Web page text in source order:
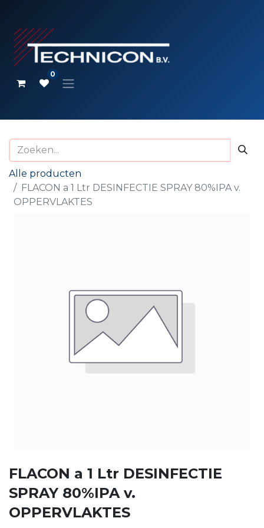
0
Alle producten
FLACON a 1 Ltr DESINFECTIE SPRAY 80%IPA v.
OPPERVLAKTES
FLACON a 1 Ltr DESINFECTIE
SPRAY 80%IPA v.
OPPERVLAKTES